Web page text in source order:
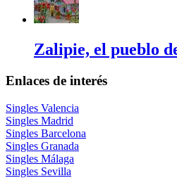
Zalipie, el pueblo
Enlaces de interés
Singles Valencia
Singles Madrid
Singles Barcelona
Singles Granada
Singles Málaga
Singles Sevilla